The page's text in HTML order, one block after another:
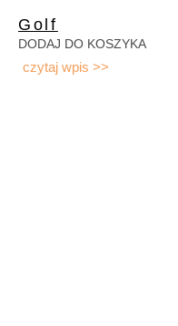
Golf
DODAJ DO KOSZYKA
czytaj wpis >>